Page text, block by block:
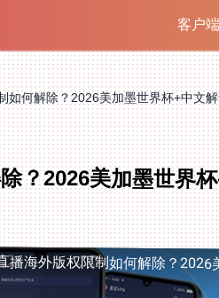
客户
如何解除？2026美加墨世界杯+中文
？2026美加墨世界
播海外版权限制如何解除？2026